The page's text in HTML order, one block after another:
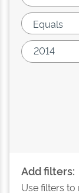
Add filters:
Use filters to